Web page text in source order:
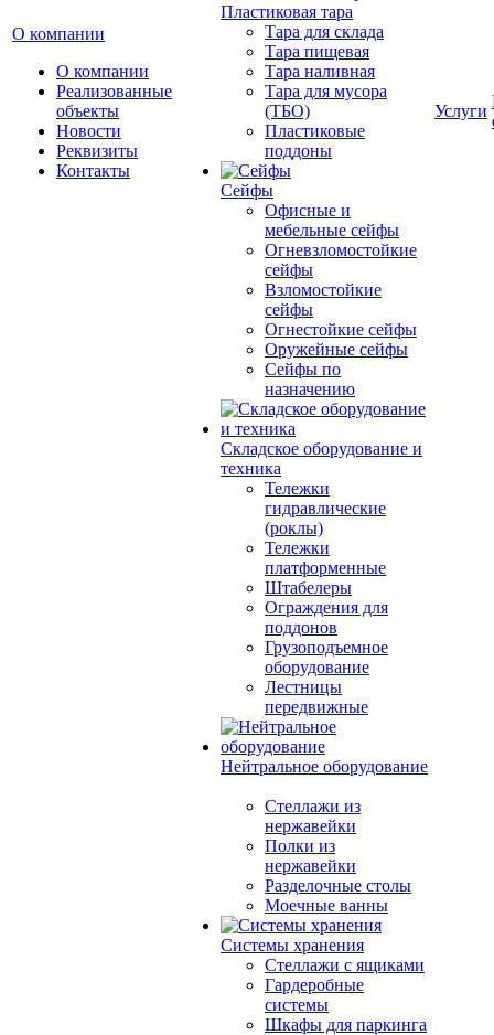
О компании
О компании
Реализованные
объекты
Новости
Реквизиты
Контакты
Пластиковая тара
Тара для склада
Тара пищевая
Тара наливная
Тара для мусора
(ТБО)
Пластиковые
поддоны
Сейфы
Офисные и
мебельные сейфы
Огневзломостойкие
сейфы
Взломостойкие
сейфы
Огнестойкие сейфы
Оружейные сейфы
Сейфы по
назначению
Складское оборудование и
техника
Тележки
гидравлические
(роклы)
Тележки
платформенные
Штабелеры
Ограждения для
поддонов
Грузоподъемное
оборудование
Лестницы
передвижные
Нейтральное оборудование
Стеллажи из
нержавейки
Полки из
нержавейки
Разделочные столы
Моечные ванны
Системы хранения
Стеллажи с ящиками
Гардеробные
системы
Шкафы для паркинга
Услуги